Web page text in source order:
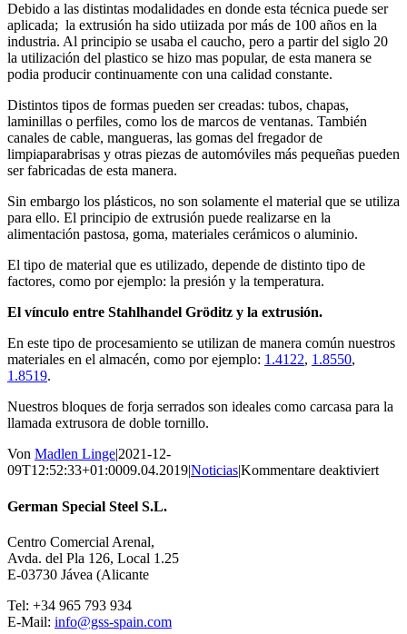
Debido a las distintas modalidades en donde esta técnica puede ser
aplicada; la extrusión ha sido utiizada por más de 100 años en la
industria. Al principio se usaba el caucho, pero a partir del siglo 20
la utilización del plastico se hizo mas popular, de esta manera se
podia producir continuamente con una calidad constante.
Distintos tipos de formas pueden ser creadas: tubos, chapas,
laminillas o perfiles, como los de marcos de ventanas. También
canales de cable, mangueras, las gomas del fregador de
limpiaparabrisas y otras piezas de automóviles más pequeñas pueden
ser fabricadas de esta manera.
Sin embargo los plásticos, no son solamente el material que se utiliza
para ello. El principio de extrusión puede realizarse en la
alimentación pastosa, goma, materiales cerámicos o aluminio.
El tipo de material que es utilizado, depende de distinto tipo de
factores, como por ejemplo: la presión y la temperatura.
El vínculo entre Stahlhandel Gröditz y la extrusión.
En este tipo de procesamiento se utilizan de manera común nuestros
materiales en el almacén, como por ejemplo: 1.4122, 1.8550,
1.8519.
Nuestros bloques de forja serrados son ideales como carcasa para la
llamada extrusora de doble tornillo.
Von Madlen Linge|2021-12-
09T12:52:33+01:0009.04.2019|Noticias|Kommentare deaktiviertfür
German Special Steel S.L.
Centro Comercial Arenal,
Avda. del Pla 126, Local 1.25
E-03730 Jávea (Alicante
Tel: +34 965 793 934
E-Mail: info@gss-spain.com